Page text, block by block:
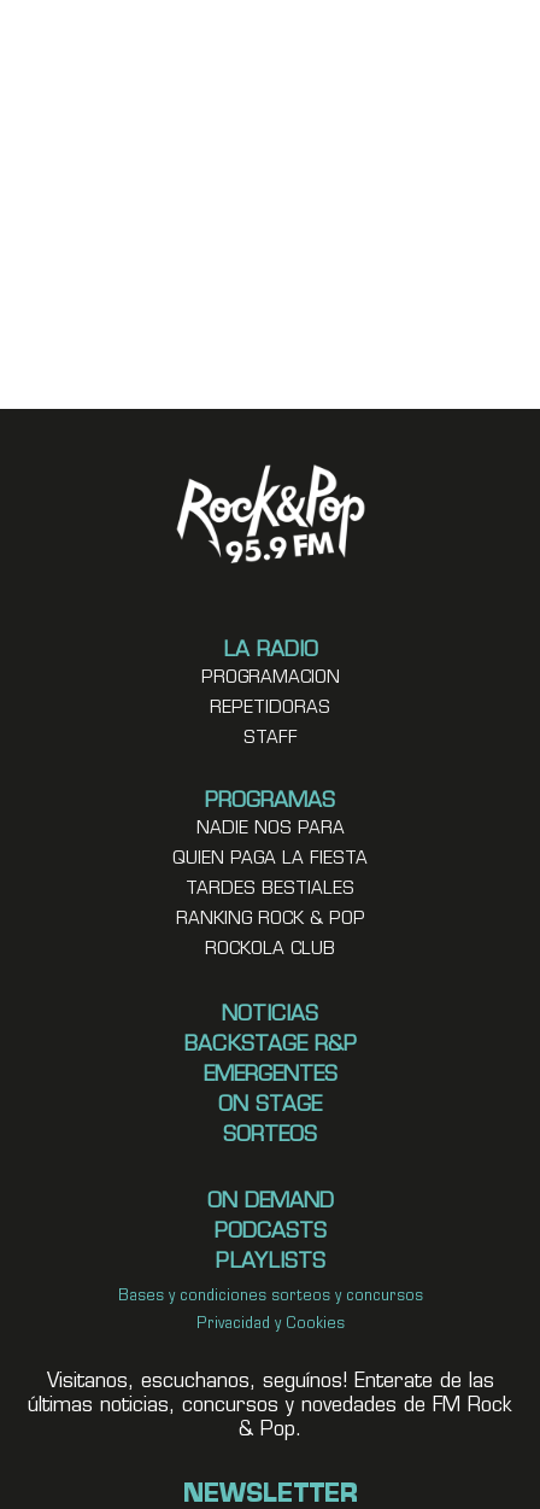
LA RADIO
PROGRAMACION
REPETIDORAS
STAFF
PROGRAMAS
NADIE NOS PARA
QUIEN PAGA LA FIESTA
TARDES BESTIALES
RANKING ROCK & POP
ROCKOLA CLUB
NOTICIAS
BACKSTAGE R&P
EMERGENTES
ON STAGE
SORTEOS
ON DEMAND
PODCASTS
PLAYLISTS
Bases y condiciones sorteos y concursos
Privacidad y Cookies
Visitanos, escuchanos, seguínos! Enterate de las
últimas noticias, concursos y novedades de FM Rock
& Pop.
NEWSLETTER